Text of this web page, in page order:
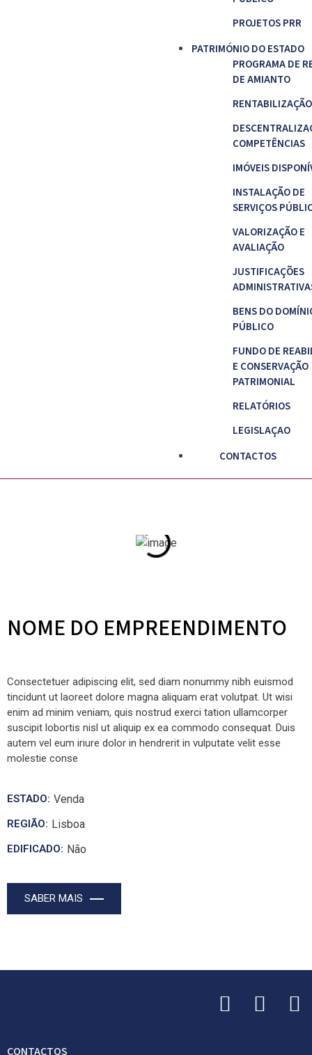
PROJETOS PRR
PATRIMÓNIO DO ESTADO
PROGRAMA DE
DE AMIANTO
RENTABILIZAÇÃO
COMPETÊNCIAS
IMÓVEIS
INSTALAÇÃO DE
SERVIÇOS
VALORIZAÇÃO E
AVALIAÇÃO
JUSTIFICAÇÕES
BENS DO
PÚBLICO
FUNDO DE
E CONSERVAÇÃO
PATRIMONIAL
RELATÓRIOS
LEGISLAÇAO
CONTACTOS
NOME DO EMPREENDIMENTO
Consectetuer adipiscing elit, sed diam nonummy nibh euismod
tincidunt ut laoreet dolore magna aliquam erat volutpat. Ut wisi
enim ad minim veniam, quis nostrud exerci tation ullamcorper
suscipit lobortis nisl ut aliquip ex ea commodo consequat. Duis
autem vel eum iriure dolor in hendrerit in vulputate velit esse
molestie conse
ESTADO: Venda
REGIÃO: Lisboa
EDIFICADO: Não
SABER MAIS
CONTACTOS